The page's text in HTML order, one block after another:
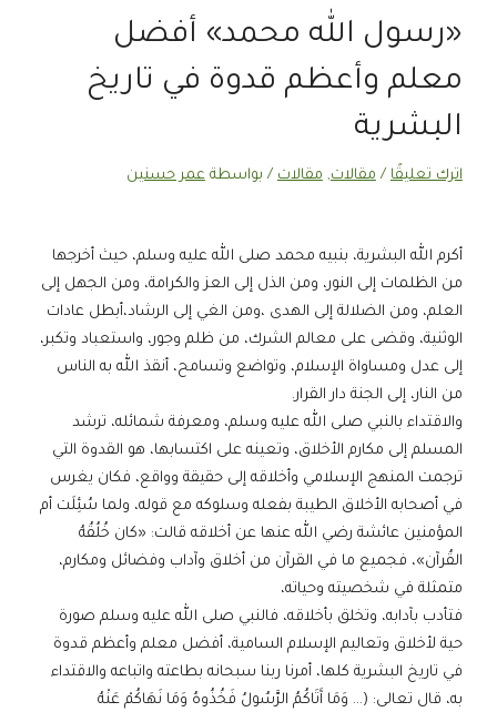
«رسول الله محمد» أفضل
معلم وأعظم قدوة في تاريخ
البشرية
اترك تعليقًا / مقالات, مقالات / بواسطة عمر حسنين
أكرم الله البشرية، بنبيه محمد صلى الله عليه وسلم، حيث أخرجها
من الظلمات إلى النور، ومن الذل إلى العز والكرامة، ومن الجهل إلى
العلم، ومن الضلالة إلى الهدى ،ومن الغي إلى الرشاد،أبطل عادات
الوثنية، وقضى على معالم الشرك، من ظلم وجور، واستعباد وتكبر،
إلى عدل ومساواة الإسلام، وتواضع وتسامح، أنقذ الله به الناس
من النار، إلى الجنة دار القرار.
والاقتداء بالنبي صلى الله عليه وسلم، ومعرفة شمائله، ترشد
المسلم إلى مكارم الأخلاق، وتعينه على اكتسابها، هو القدوة التي
ترجمت المنهج الإسلامي وأخلاقه إلى حقيقة وواقع، فكان يغرس
في أصحابه الأخلاق الطيبة بفعله وسلوكه مع قوله، ولما سُئِلَت أم
المؤمنين عائشة رضي الله عنها عن أخلاقه قالت: «كان خُلُقُهُ
القُرآن»، فجميع ما في القرآن من أخلاق وآداب وفضائل ومكارم،
متمثلة في شخصيته وحياته،
فتأدب بآدابه، وتخلق بأخلاقه، فالنبي صلى الله عليه وسلم صورة
حية لأخلاق وتعاليم الإسلام السامية، أفضل معلم وأعظم قدوة
في تاريخ البشرية كلها، أمرنا ربنا سبحانه بطاعته واتباعه والاقتداء
به، قال تعالى: (… وَمَا آَتَاكُمُ الرَّسُولُ فَخُذُوهُ وَمَا نَهَاكُمْ عَنْهُ